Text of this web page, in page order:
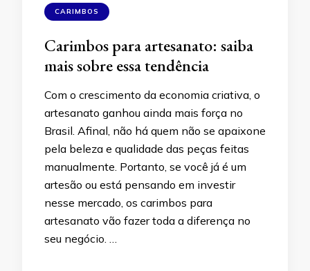
CARIMBOS
Carimbos para artesanato: saiba
mais sobre essa tendência
Com o crescimento da economia criativa, o
artesanato ganhou ainda mais força no
Brasil. Afinal, não há quem não se apaixone
pela beleza e qualidade das peças feitas
manualmente. Portanto, se você já é um
artesão ou está pensando em investir
nesse mercado, os carimbos para
artesanato vão fazer toda a diferença no
seu negócio. …